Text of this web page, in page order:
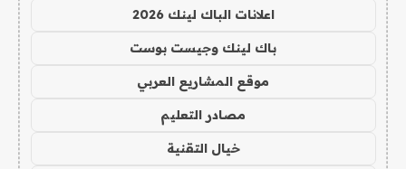
اعلانات الباك لينك 2026
باك لينك وجيست بوست
موقع المشاريع العربي
مصادر التعليم
خيال التقنية